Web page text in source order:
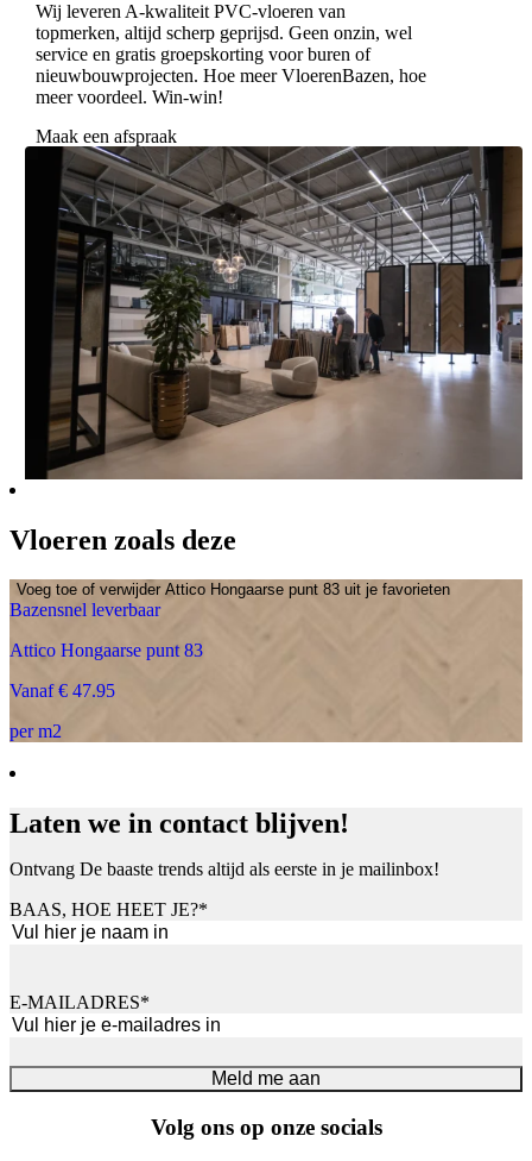
Wij leveren A-kwaliteit PVC-vloeren van
topmerken, altijd scherp geprijsd. Geen onzin, wel
service en gratis groepskorting voor buren of
nieuwbouwprojecten. Hoe meer VloerenBazen, hoe
meer voordeel. Win-win!
Maak een afspraak
Vloeren zoals deze
Voeg toe of verwijder Attico Hongaarse punt 83 uit je favorieten
Bazensnel leverbaar
Attico Hongaarse punt 83
Vanaf € 47.95
per m2
Laten we in contact blijven!
Ontvang De baaste trends altijd als eerste in je mailinbox!
BAAS, HOE HEET JE?*
E-MAILADRES*
Meld me aan
Volg ons op onze socials